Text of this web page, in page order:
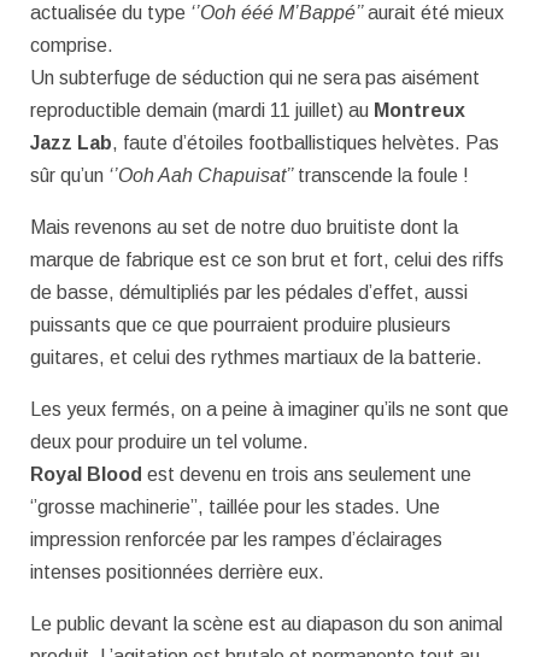
actualisée du type ‘’Ooh ééé M’Bappé’’aurait été mieux
comprise.
Un subterfuge de séduction qui ne sera pas aisément
reproductible demain (mardi 11 juillet) au Montreux
Jazz Lab, faute d’étoiles footballistiques helvètes. Pas
sûr qu’un ‘’Ooh Aah Chapuisat’’ transcende la foule !
Mais revenons au set de notre duo bruitiste dont la
marque de fabrique est ce son brut et fort, celui des riffs
de basse, démultipliés par les pédales d’effet, aussi
puissants que ce que pourraient produire plusieurs
guitares, et celui des rythmes martiaux de la batterie.
Les yeux fermés, on a peine à imaginer qu’ils ne sont que
deux pour produire un tel volume.
Royal Blood est devenu en trois ans seulement une
‘’grosse machinerie’’, taillée pour les stades. Une
impression renforcée par les rampes d’éclairages
intenses positionnées derrière eux.
Le public devant la scène est au diapason du son animal